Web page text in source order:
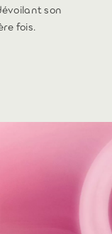
son
fois.